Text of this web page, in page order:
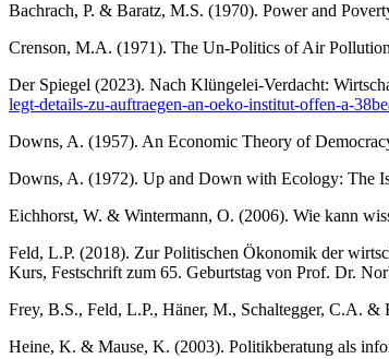
Bachrach, P. & Baratz, M.S. (1970). Power and
Crenson, M.A. (1971). The Un-Politics of Air
Der Spiegel (2023). Nach Klüngelei-Verdacht:
legt-details-zu-auftraegen-an-oeko-institut-offen-a-
Downs, A. (1957). An Economic Theory of
Downs, A. (1972). Up and Down with Ecology: The
Eichhorst, W. & Wintermann, O. (2006). Wie kann
Feld, L.P. (2018). Zur Politischen Ökonomik der
Kurs, Festschrift zum 65. Geburtstag von Prof. Dr.
Frey, B.S., Feld, L.P., Häner, M., Schaltegger, C.A.
Heine, K. & Mause, K. (2003). Politikberatung als